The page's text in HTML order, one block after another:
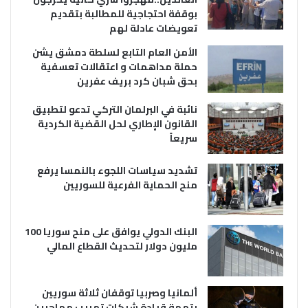
بوقفة احتجاجية للمطالبة بتقديم
تعويضات عادلة لهم
الأمن العام التابع لسلطة دمشق يشن
حملة مداهمات و اعتقالات تعسفية
بحق شبان كرد بريف عفرين
نائبة في البرلمان التركي تدعو لتطبيق
القانون الإطاري لحل القضية الكردية
سريعاً
تشديد سياسات اللجوء بالنمسا يرفع
منح الحماية الفرعية للسوريين
البنك الدولي يوافق على منح سوريا 100
مليون دولار لتحديث القطاع المالي
ألمانيا وصربيا توقفان ثلاثة سوريين